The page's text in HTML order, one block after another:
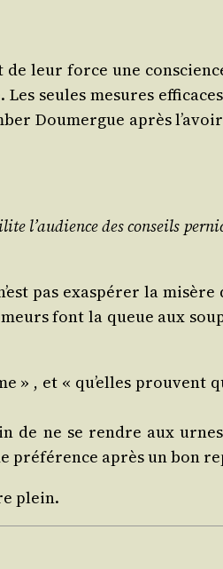
de leur force une
seules mesures
Dou­mergue après
l’au­dience des conseils
pas exas­pé­rer la
font la queue aux
» , et « qu’elles prouvent
de ne se rendre aux
pré­fé­rence après un bon
plein.